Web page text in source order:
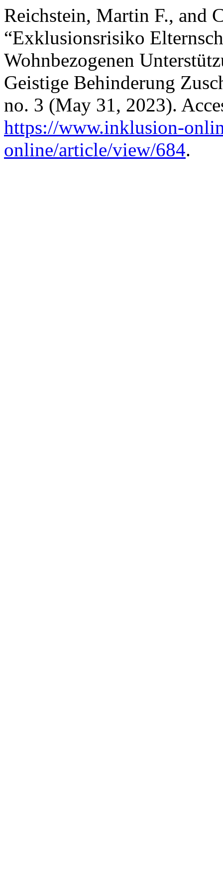
Reichstein, Martin F., and
“Exklusionsrisiko
Wohnbezogenen
Geistige Behinderung
no. 3 (May 31, 2023).
https://www.inklusion-
online/article/view/684.